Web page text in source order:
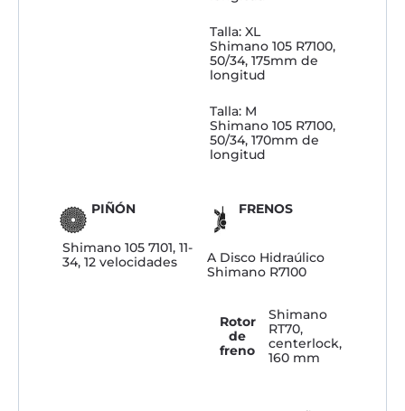
Talla: XL
Shimano 105 R7100,
50/34, 175mm de
longitud
Talla: M
Shimano 105 R7100,
50/34, 170mm de
longitud
PIÑÓN
Shimano 105 7101, 11-
34, 12 velocidades
FRENOS
A Disco Hidraúlico
Shimano R7100
Rotor
de
freno
Shimano
RT70,
centerlock,
160 mm